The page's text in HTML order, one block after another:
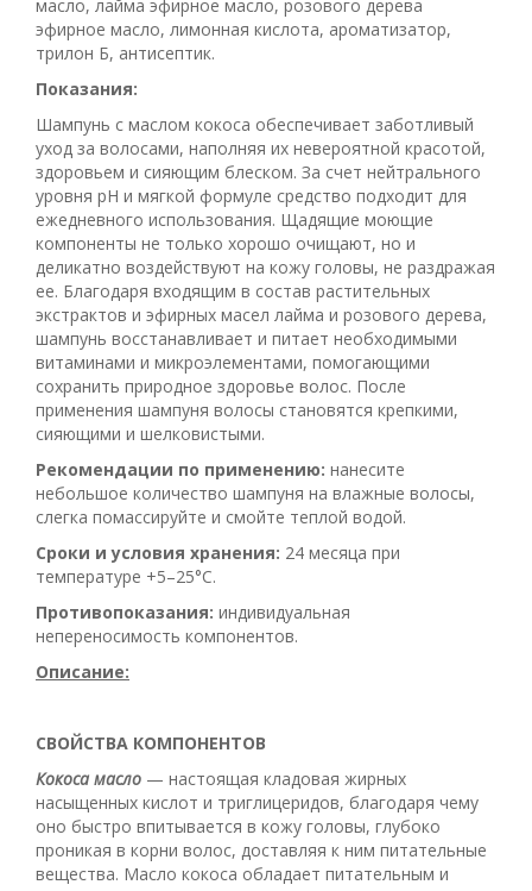
масло, лайма эфирное масло, розового дерева
эфирное масло, лимонная кислота, ароматизатор,
трилон Б, антисептик.
Показания:
Шампунь с маслом кокоса обеспечивает заботливый
уход за волосами, наполняя их невероятной красотой,
здоровьем и сияющим блеском. За счет нейтрального
уровня рН и мягкой формуле средство подходит для
ежедневного использования. Щадящие моющие
компоненты не только хорошо очищают, но и
деликатно воздействуют на кожу головы, не раздражая
ее. Благодаря входящим в состав растительных
экстрактов и эфирных масел лайма и розового дерева,
шампунь восстанавливает и питает необходимыми
витаминами и микроэлементами, помогающими
сохранить природное здоровье волос. После
применения шампуня волосы становятся крепкими,
сияющими и шелковистыми.
Рекомендации по применению: нанесите
небольшое количество шампуня на влажные волосы,
слегка помассируйте и смойте теплой водой.
Сроки и условия хранения: 24 месяца при
температуре +5–25°С.
Противопоказания: индивидуальная
непереносимость компонентов.
Описание:
СВОЙСТВА КОМПОНЕНТОВ
Кокоса масло — настоящая кладовая жирных
насыщенных кислот и триглицеридов, благодаря чему
оно быстро впитывается в кожу головы, глубоко
проникая в корни волос, доставляя к ним питательные
вещества. Масло кокоса обладает питательным и